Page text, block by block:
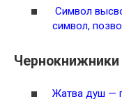
Символ
символ,
Чернокнижники
Жатва душ —